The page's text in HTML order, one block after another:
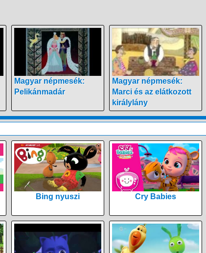
Magyar népmesék:
Pelikánmadár
Magyar népmesék:
Marci és az elátkozott
királylány
Bing nyuszi Cry Babies